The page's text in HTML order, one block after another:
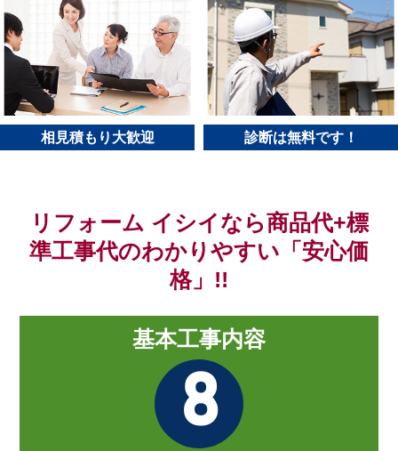
相見積もり大歓迎 診断は無料です！
リフォーム イシイなら商品代+標
準工事代のわかりやすい「安心価
格」!!
基本工事内容
8